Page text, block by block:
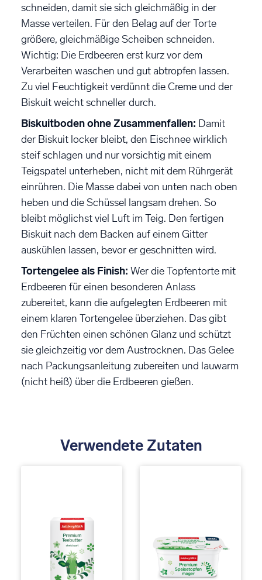
schneiden, damit sie sich gleichmäßig in der
Masse verteilen. Für den Belag auf der Torte
größere, gleichmäßige Scheiben schneiden.
Wichtig: Die Erdbeeren erst kurz vor dem
Verarbeiten waschen und gut abtropfen lassen.
Zu viel Feuchtigkeit verdünnt die Creme und der
Biskuit weicht schneller durch.
Biskuitboden ohne Zusammenfallen: Damit
der Biskuit locker bleibt, den Eischnee wirklich
steif schlagen und nur vorsichtig mit einem
Teigspatel unterheben, nicht mit dem Rührgerät
einrühren. Die Masse dabei von unten nach oben
heben und die Schüssel langsam drehen. So
bleibt möglichst viel Luft im Teig. Den fertigen
Biskuit nach dem Backen auf einem Gitter
auskühlen lassen, bevor er geschnitten wird.
Tortengelee als Finish: Wer die Topfentorte mit
Erdbeeren für einen besonderen Anlass
zubereitet, kann die aufgelegten Erdbeeren mit
einem klaren Tortengelee überziehen. Das gibt
den Früchten einen schönen Glanz und schützt
sie gleichzeitig vor dem Austrocknen. Das Gelee
nach Packungsanleitung zubereiten und lauwarm
(nicht heiß) über die Erdbeeren gießen.
Verwendete Zutaten